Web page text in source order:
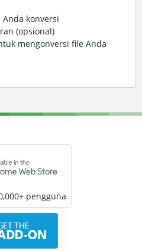
konversi
(opsional)
mengonversi file Anda
pengguna